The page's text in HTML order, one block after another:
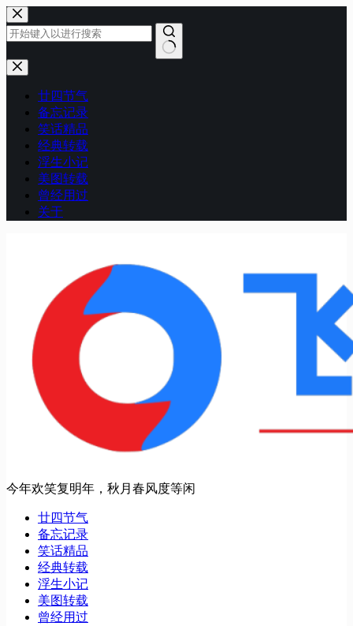
跳
至
内
容
无
廿四节气
备忘记录
笑话精品
经典转载
浮生小记
美图转载
曾经用过
关于
今年欢笑复明年，秋月春风度等闲
廿四节气
备忘记录
笑话精品
经典转载
浮生小记
美图转载
曾经用过